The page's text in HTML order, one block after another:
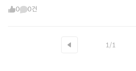
0 0건
1/1